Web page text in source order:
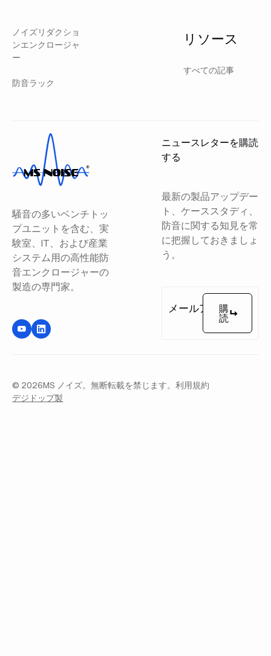
ノイズリダクショ
ンエンクロージャ
ー
防音ラック
リソース
すべての記事
騒音の多いベンチトッ
プユニットを含む、実
験室、IT、および産業
システム用の高性能防
音エンクロージャーの
製造の専門家。
ニュースレターを購読
する
最新の製品アップデー
ト、ケーススタディ、
防音に関する知見を常
に把握しておきましょ
う。
購読
購
読
© 2026MS ノイズ。無断転載を禁じます。利用規約
デジドップ製